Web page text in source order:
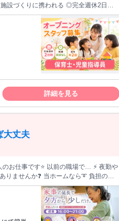
設づくりに携われる ◎完全週休2日制
賞与年2回、退職金制度あり ◎社会保
は... ・子どもたちへの療育・支援業務
18:00 残業
して長く勤務できる待遇を整えていま
詳細を見る
大丈夫
職場で… ⚡ 夜勤や
ませんか❓ 当ホームなら➰ 負担の少
事です◎ 障がいをお持ちの